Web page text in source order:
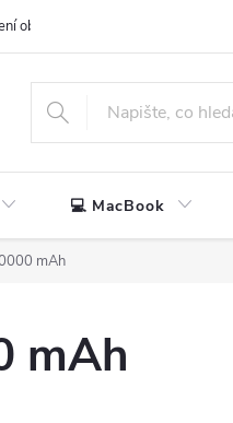
obchodu
💻 MacBook
mAh
mAh